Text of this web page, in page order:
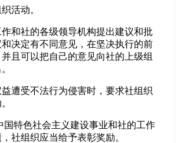
活动。
作和社的各级领导机构提出建议和批
决定有不同意见，在坚决执行的前
且可以把自己的意见向社的上级组
益遭受不法行为侵害时，要求社组织
国特色社会主义建设事业和社的工作
社组织应当给予表彰奖励。